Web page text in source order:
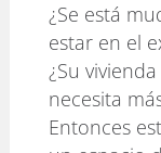
¿Se está
estar en el
¿Su
necesita
Entonces